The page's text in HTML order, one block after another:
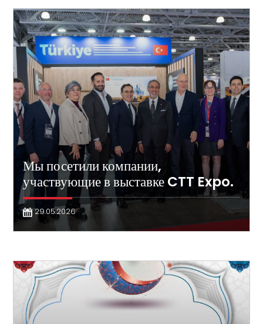
Мы посетили компании,
участвующие в выставке CTT Expo.
29.05.2026